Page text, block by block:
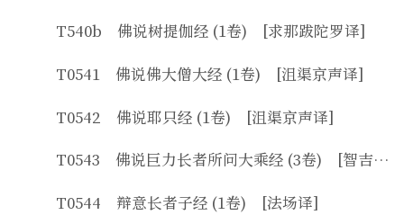
T540b 佛说树提伽经 (1卷) [求那跋陀罗译]
T0541 佛说佛大僧大经 (1卷) [沮渠京声译]
T0542 佛说耶只经 (1卷) [沮渠京声译]
T0543 佛说巨力长者所问大乘经 (3卷) [智吉祥等译]
T0544 辩意长者子经 (1卷) [法场译]